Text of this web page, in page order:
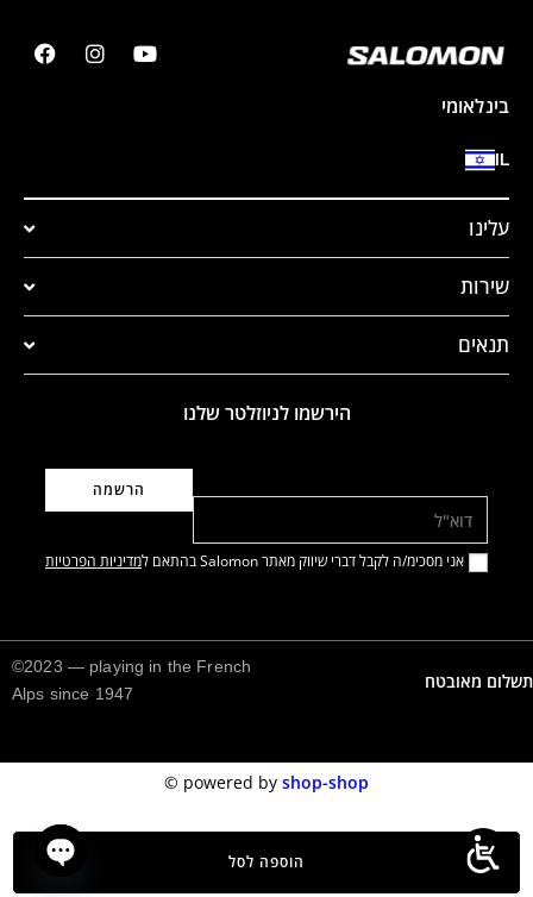
הוספה לסל
בינלאומי
IL
עלינו
שירות
תנאים
הירשמו לניוזלטר שלנו
אני מסכימ/ה לקבל דברי שיווק מאתר Salomon בהתאם ל מדיניות הפרטיות
תשלום מאובטח
©2023 — playing in the French
Alps since 1947
powered by shop-shop
©️
chaty